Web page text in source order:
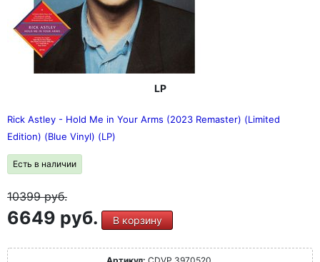
LP
Rick Astley - Hold Me in Your Arms (2023 Remaster) (Limited
Edition) (Blue Vinyl) (LP)
Есть в наличии
10399руб.
6649 руб. В корзину